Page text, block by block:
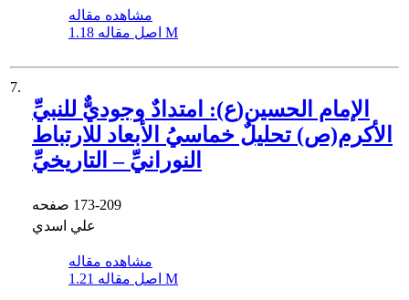
مشاهده مقاله
اصل مقاله 1.18 M
7.
الإمام الحسين(ع): امتدادٌ وجوديٌّ للنبيِّ
الأكرم(ص) ‏تحليلٌ خماسيُ الأبعاد للارتباط
النورانيِّ – التاريخيِّ
173-209
علي اسدي
مشاهده مقاله
اصل مقاله 1.21 M